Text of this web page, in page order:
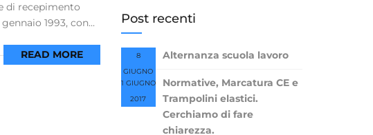
di recepimento
1993, con...
READ MORE
Post recenti
Alternanza scuola lavoro
8
GIUGNO
2017
Normative, Marcatura CE e
Trampolini elastici.
Cerchiamo di fare
chiarezza.
1 GIUGNO
2017